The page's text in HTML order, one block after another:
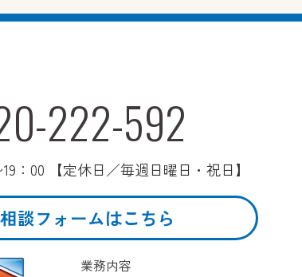
222-592
：00 【定休日／毎週日曜日・祝日】
談フォームはこちら
業務内容